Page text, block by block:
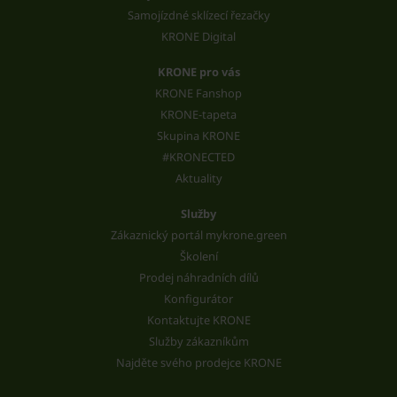
Samojízdné sklízecí řezačky
KRONE Digital
KRONE pro vás
KRONE Fanshop
KRONE-tapeta
Skupina KRONE
#KRONECTED
Aktuality
Služby
Zákaznický portál mykrone.green
Školení
Prodej náhradních dílů
Konfigurátor
Kontaktujte KRONE
Služby zákazníkům
Najděte svého prodejce KRONE